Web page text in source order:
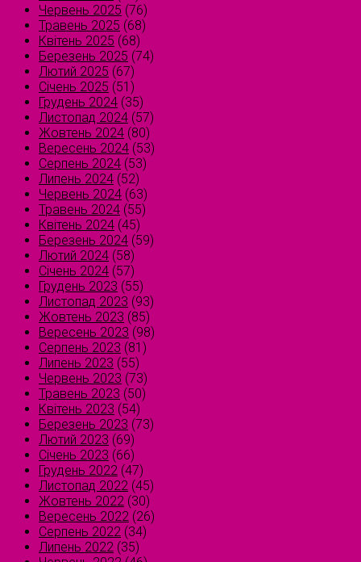
Червень 2025 (76)
Травень 2025 (68)
Квітень 2025 (68)
Березень 2025 (74)
Лютий 2025 (67)
Січень 2025 (51)
Грудень 2024 (35)
Листопад 2024 (57)
Жовтень 2024 (80)
Вересень 2024 (53)
Серпень 2024 (53)
Липень 2024 (52)
Червень 2024 (63)
Травень 2024 (55)
Квітень 2024 (45)
Березень 2024 (59)
Лютий 2024 (58)
Січень 2024 (57)
Грудень 2023 (55)
Листопад 2023 (93)
Жовтень 2023 (85)
Вересень 2023 (98)
Серпень 2023 (81)
Липень 2023 (55)
Червень 2023 (73)
Травень 2023 (50)
Квітень 2023 (54)
Березень 2023 (73)
Лютий 2023 (69)
Січень 2023 (66)
Грудень 2022 (47)
Листопад 2022 (45)
Жовтень 2022 (30)
Вересень 2022 (26)
Серпень 2022 (34)
Липень 2022 (35)